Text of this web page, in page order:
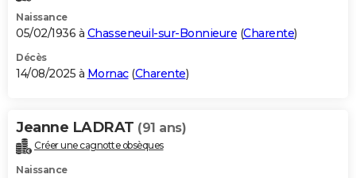
Naissance
05/02/1936 à Chasseneuil-sur-Bonnieure (Charente)
Décès
14/08/2025 à Mornac(Charente)
Jeanne LADRAT (91 ans)
Créer une cagnotte obsèques
Naissance